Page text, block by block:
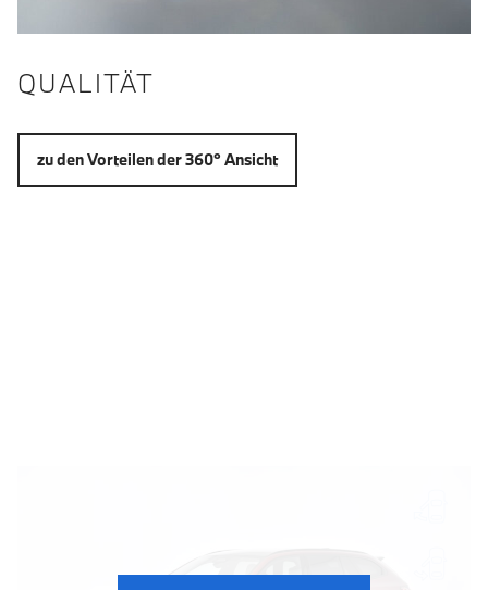
QUALITÄT
zu den Vorteilen der 360° Ansicht